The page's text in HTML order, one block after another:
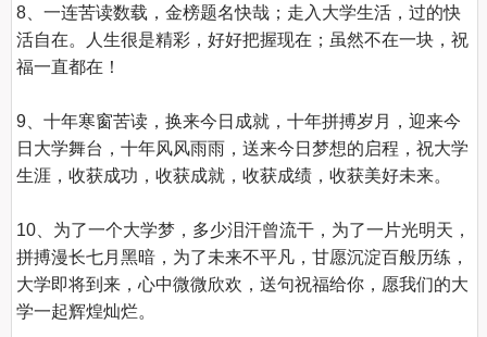
8、一连苦读数载，金榜题名快哉；走入大学生活，过的快
活自在。人生很是精彩，好好把握现在；虽然不在一块，祝
福一直都在！
9、十年寒窗苦读，换来今日成就，十年拼搏岁月，迎来今
日大学舞台，十年风风雨雨，送来今日梦想的启程，祝大学
生涯，收获成功，收获成就，收获成绩，收获美好未来。
10、为了一个大学梦，多少泪汗曾流干，为了一片光明天，
拼搏漫长七月黑暗，为了未来不平凡，甘愿沉淀百般历练，
大学即将到来，心中微微欣欢，送句祝福给你，愿我们的大
学一起辉煌灿烂。